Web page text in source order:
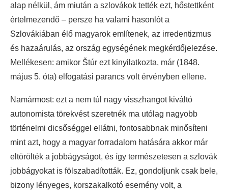
alap nélkül, ám miután a szlovákok tették ezt, hőstettként
értelmezendő – persze ha valami hasonlót a
Szlovákiában élő magyarok említenek, az irredentizmus
és hazaárulás, az ország egységének megkérdőjelezése.
Mellékesen: amikor Štúr ezt kinyilatkozta, már (1848.
május 5. óta) elfogatási parancs volt érvényben ellene.
Namármost: ezt a nem túl nagy visszhangot kiváltó
autonomista törekvést szeretnék ma utólag nagyobb
történelmi dicsőséggel ellátni, fontosabbnak minősíteni
mint azt, hogy a magyar forradalom hatására akkor már
eltörölték a jobbágyságot, és így természetesen a szlovák
jobbágyokat is fölszabadították. Ez, gondoljunk csak bele,
bizony lényeges, korszakalkotó esemény volt, a